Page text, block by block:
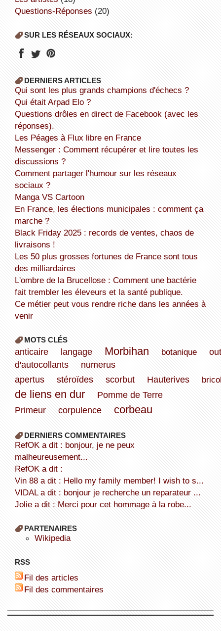
Questions-Réponses (20)
SUR LES RÉSEAUX SOCIAUX:
DERNIERS ARTICLES
Qui sont les plus grands champions d'échecs ?
Qui était Arpad Elo ?
Questions drôles en direct de Facebook (avec les
réponses).
Les Péages à Flux libre en France
Messenger : Comment récupérer et lire toutes les
discussions ?
Comment partager l'humour sur les réseaux
sociaux ?
Manga VS Cartoon
En France, les élections municipales : comment ça
marche ?
Black Friday 2025 : records de ventes, chaos de
livraisons !
Les 50 plus grosses fortunes de France sont tous
des milliardaires
L'ombre de la Brucellose : Comment une bactérie
fait trembler les éleveurs et la santé publique.
Ce métier peut vous rendre riche dans les années à
venir
MOTS CLÉS
anticaire langage Morbihan botanique
d'autocollants
numerus
apertus
stéroïdes scorbut Hauterives
de liens en dur
Pomme de Terre
Primeur
corpulence corbeau
DERNIERS COMMENTAIRES
refOK a dit : bonjour, je ne peux
malheureusement...
refOK a dit :
Vin 88 a dit : Hello my family member! I wish to s...
VIDAL a dit : bonjour je recherche un reparateur ...
Jolie a dit : Merci pour cet hommage à la robe...
PARTENAIRES
wikipedia
RSS
Fil des articles
Fil des commentaires